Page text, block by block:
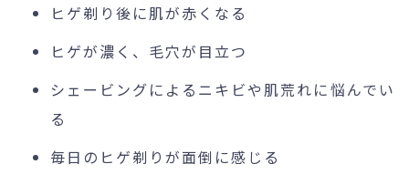
ヒゲ剃り後に肌が赤くなる
ヒゲが濃く、毛穴が目立つ
シェービングによるニキビや肌荒れに悩んでい
る
毎日のヒゲ剃りが面倒に感じる